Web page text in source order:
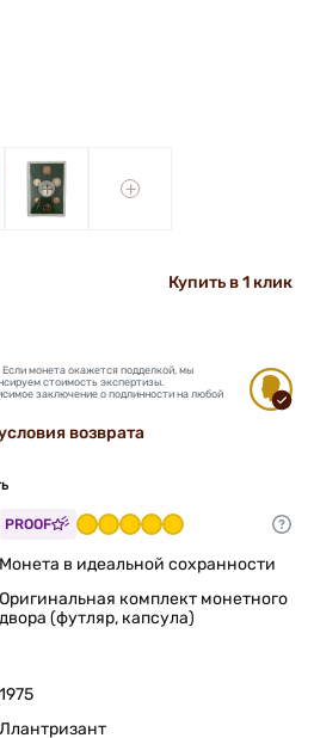
+ +
Купить в 1 клик
монета окажется подделкой, мы
стоимость экспертизы.
заключение о подлинности на любой
возврата
PROOF
Монета в идеальной сохранности
Оригинальная комплект монетного
двора (футляр, капсула)
1975
Ллантризант